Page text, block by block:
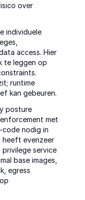
over
individuele
access. Hier
te leggen op
runtime
kan gebeuren.
posture
met
nodig in
heeft evenzeer
service
base images,
egress